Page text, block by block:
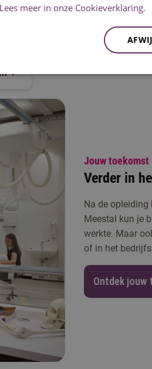
week in het ziekenhuis,
en radiotherapie. Daar
Jouw toekomst
Verder in
Na de opleiding
Meestal kun je
werkte. Maar
of in het
Ontdek
Lees meer in onze Cookieverklaring.